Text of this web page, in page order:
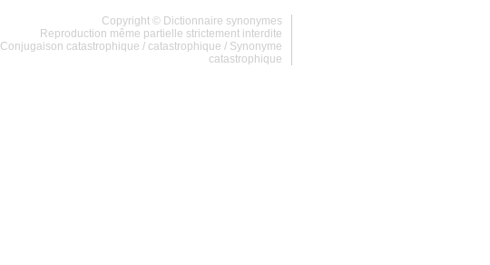
Copyright © Dictionnaire synonymes
Reproduction même partielle strictement interdite
Conjugaison catastrophique / catastrophique / Synonyme
catastrophique